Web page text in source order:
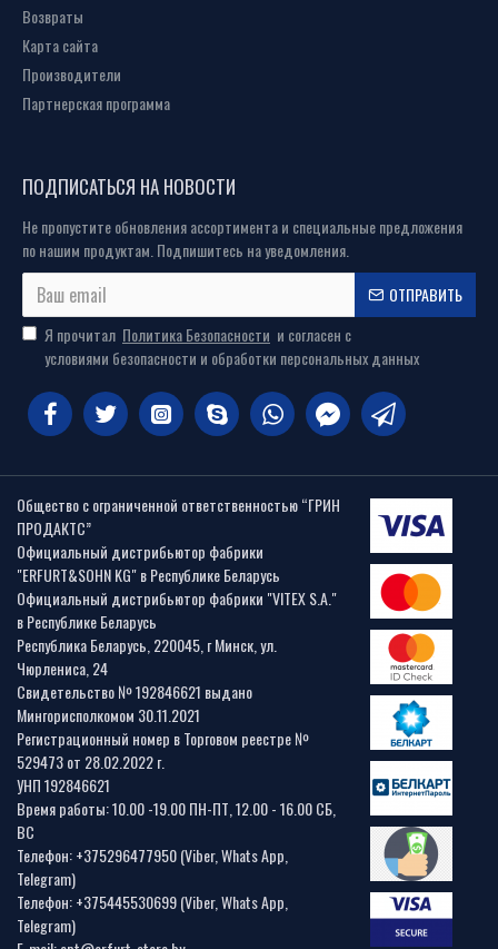
Возвраты
Карта сайта
Производители
Партнерская программа
ПОДПИСАТЬСЯ НА НОВОСТИ
Не пропустите обновления ассортимента и специальные предложения
по нашим продуктам. Подпишитесь на уведомления.
ОТПРАВИТЬ
Я прочитал Политика Безопасности и согласен с
условиями безопасности и обработки персональных данных
Общество с ограниченной ответственностью “ГРИН
ПРОДАКТС”
Официальный дистрибьютор фабрики
"ERFURT&SOHN KG" в Республике Беларусь
Официальный дистрибьютор фабрики "VITEX S.A."
в Республике Беларусь
Республика Беларусь, 220045, г Минск, ул.
Чюрлениса, 24
Свидетельство № 192846621 выдано
Мингорисполкомом 30.11.2021
Регистрационный номер в Торговом реестре №
529473 от 28.02.2022 г.
УНП 192846621
Время работы: 10.00 -19.00 ПН-ПТ, 12.00 - 16.00 СБ,
ВС
Телефон: +375296477950 (Viber, Whats App,
Telegram)
Телефон: +375445530699 (Viber, Whats App,
Telegram)